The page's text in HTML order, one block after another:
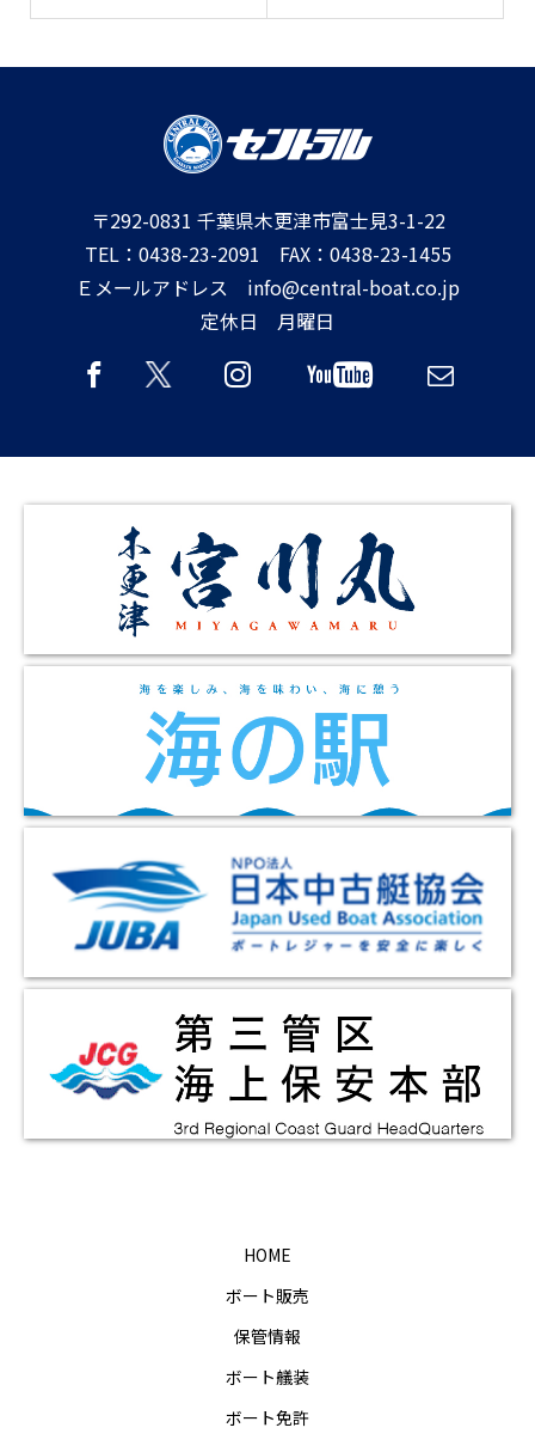
〒292-0831 千葉県木更津市富士見3-1-22
TEL：0438-23-2091 FAX：0438-23-1455
Ｅメールアドレス info@central-boat.co.jp
定休日 月曜日
HOME
ボート販売
保管情報
ボート艤装
ボート免許